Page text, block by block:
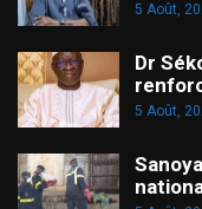
5 Août,
Dr
5 Août,